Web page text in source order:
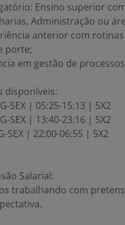
Ensino superior
Administração ou
anterior com
porte;
em gestão de
disponíveis:
SEX | 05:25-15:13 | 5X2
SEX | 13:40-23:16 | 5X2
SEX | 22:00-06:55 | 5X2
Salarial:
trabalhando com